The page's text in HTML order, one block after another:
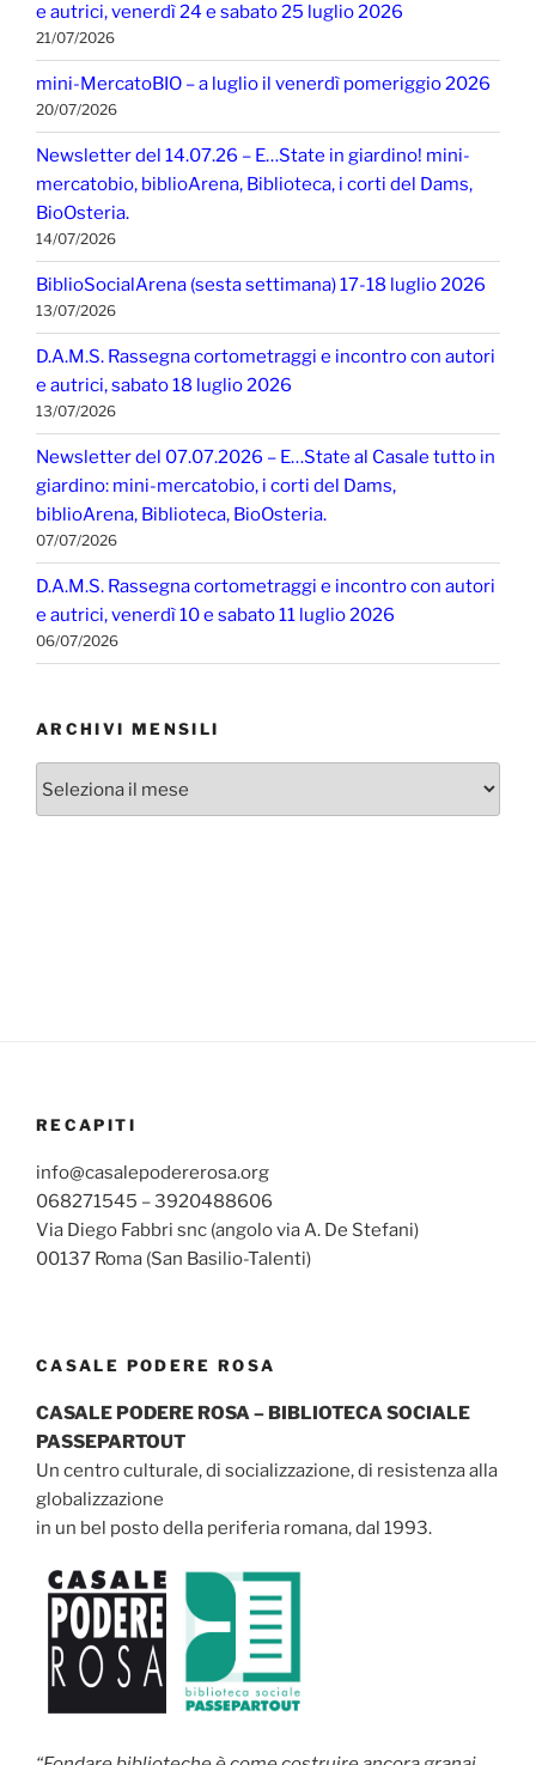
e autrici, venerdì 24 e sabato 25 luglio 2026
21/07/2026
mini-MercatoBIO – a luglio il venerdì pomeriggio 2026
20/07/2026
Newsletter del 14.07.26 – E…State in giardino! mini-
mercatobio, biblioArena, Biblioteca, i corti del Dams,
BioOsteria.
14/07/2026
BiblioSocialArena (sesta settimana) 17-18 luglio 2026
13/07/2026
D.A.M.S. Rassegna cortometraggi e incontro con autori
e autrici, sabato 18 luglio 2026
13/07/2026
Newsletter del 07.07.2026 – E…State al Casale tutto in
giardino: mini-mercatobio, i corti del Dams,
biblioArena, Biblioteca, BioOsteria.
07/07/2026
D.A.M.S. Rassegna cortometraggi e incontro con autori
e autrici, venerdì 10 e sabato 11 luglio 2026
06/07/2026
ARCHIVI MENSILI
RECAPITI
info@casalepodererosa.org
068271545 – 3920488606
Via Diego Fabbri snc (angolo via A. De Stefani)
00137 Roma (San Basilio-Talenti)
CASALE PODERE ROSA
CASALE PODERE ROSA – BIBLIOTECA SOCIALE
PASSEPARTOUT
Un centro culturale, di socializzazione, di resistenza alla
globalizzazione
in un bel posto della periferia romana, dal 1993.